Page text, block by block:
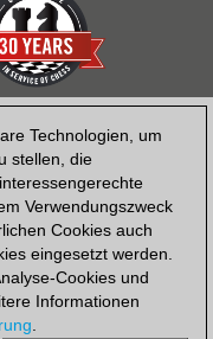
Technologien, um
stellen, die
Verwendungszweck
Cookies auch
eingesetzt werden.
Cookies und
Informationen
.